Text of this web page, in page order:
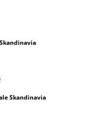
Skandinavia